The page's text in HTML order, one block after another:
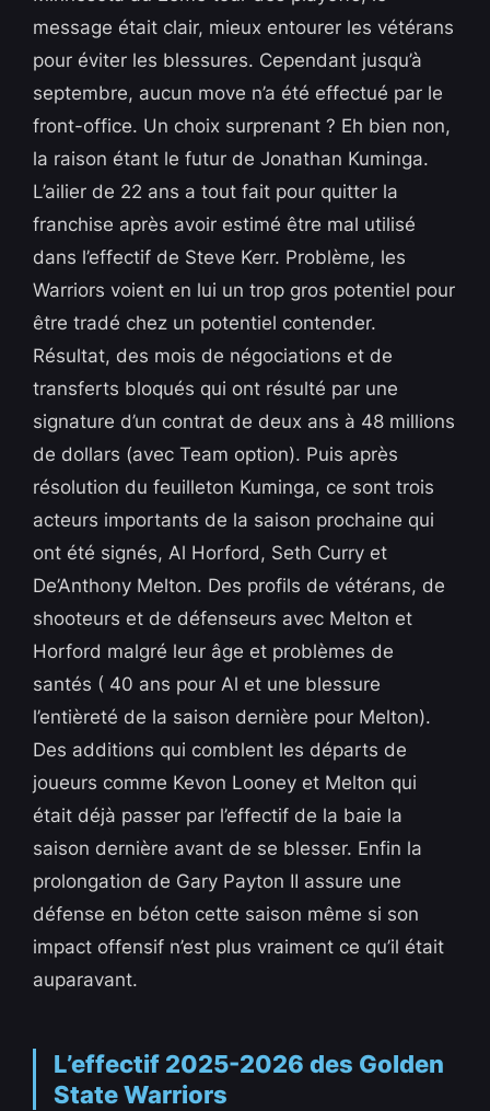
message était clair, mieux entourer les vétérans
pour éviter les blessures. Cependant jusqu’à
septembre, aucun move n’a été effectué par le
front-office. Un choix surprenant ? Eh bien non,
la raison étant le futur de Jonathan Kuminga.
L’ailier de 22 ans a tout fait pour quitter la
franchise après avoir estimé être mal utilisé
dans l’effectif de Steve Kerr. Problème, les
Warriors voient en lui un trop gros potentiel pour
être tradé chez un potentiel contender.
Résultat, des mois de négociations et de
transferts bloqués qui ont résulté par une
signature d’un contrat de deux ans à 48 millions
de dollars (avec Team option). Puis après
résolution du feuilleton Kuminga, ce sont trois
acteurs importants de la saison prochaine qui
ont été signés, Al Horford, Seth Curry et
De’Anthony Melton. Des profils de vétérans, de
shooteurs et de défenseurs avec Melton et
Horford malgré leur âge et problèmes de
santés ( 40 ans pour Al et une blessure
l’entièreté de la saison dernière pour Melton).
Des additions qui comblent les départs de
joueurs comme Kevon Looney et Melton qui
était déjà passer par l’effectif de la baie la
saison dernière avant de se blesser. Enfin la
prolongation de Gary Payton II assure une
défense en béton cette saison même si son
impact offensif n’est plus vraiment ce qu’il était
auparavant.
L’effectif 2025-2026 des Golden
State Warriors